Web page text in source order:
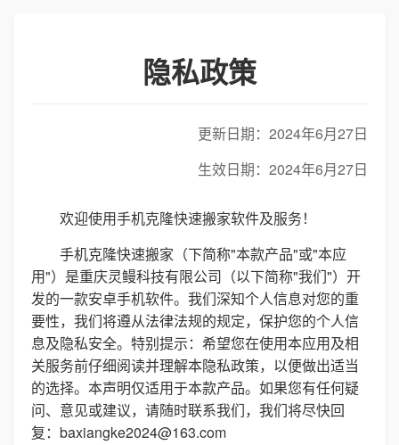
隐私政策
更新日期：2024年6月27日
生效日期：2024年6月27日
欢迎使用手机克隆快速搬家软件及服务！
手机克隆快速搬家（下简称"本款产品"或"本应
用"）是重庆灵鳗科技有限公司（以下简称"我们"）开
发的一款安卓手机软件。我们深知个人信息对您的重
要性，我们将遵从法律法规的规定，保护您的个人信
息及隐私安全。特别提示：希望您在使用本应用及相
关服务前仔细阅读并理解本隐私政策，以便做出适当
的选择。本声明仅适用于本款产品。如果您有任何疑
问、意见或建议，请随时联系我们，我们将尽快回
复：baxiangke2024@163.com